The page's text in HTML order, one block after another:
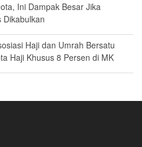
Ini Dampak Besar Jika
Dikabulkan
Haji dan Umrah Bersatu
Haji Khusus 8 Persen di MK